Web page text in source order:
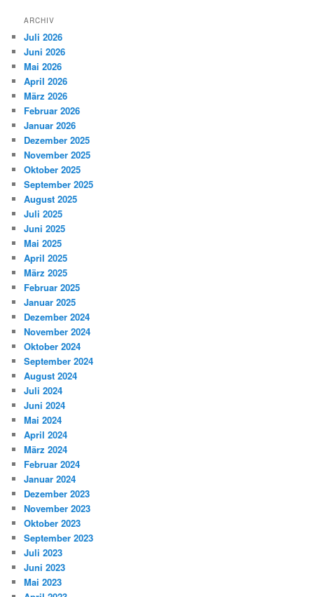
ARCHIV
Juli 2026
Juni 2026
Mai 2026
April 2026
März 2026
Februar 2026
Januar 2026
Dezember 2025
November 2025
Oktober 2025
September 2025
August 2025
Juli 2025
Juni 2025
Mai 2025
April 2025
März 2025
Februar 2025
Januar 2025
Dezember 2024
November 2024
Oktober 2024
September 2024
August 2024
Juli 2024
Juni 2024
Mai 2024
April 2024
März 2024
Februar 2024
Januar 2024
Dezember 2023
November 2023
Oktober 2023
September 2023
Juli 2023
Juni 2023
Mai 2023